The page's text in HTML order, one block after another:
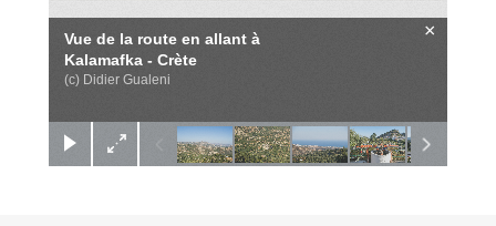
Vue de la route en allant à
Kalamafka - Crète
(c) Didier Gualeni
×